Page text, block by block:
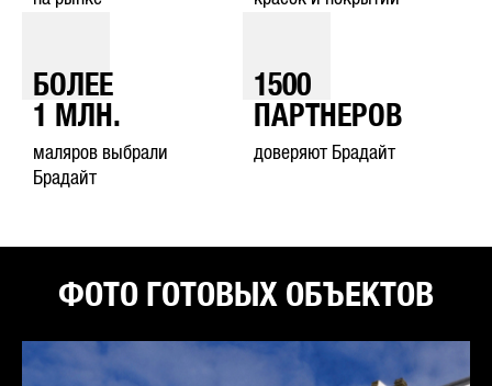
БОЛЕЕ
1
МЛН.
маляров выбрали
Брадайт
1500
ПАРТНЕРОВ
доверяют Брадайт
ФОТО ГОТОВЫХ ОБЪЕКТОВ